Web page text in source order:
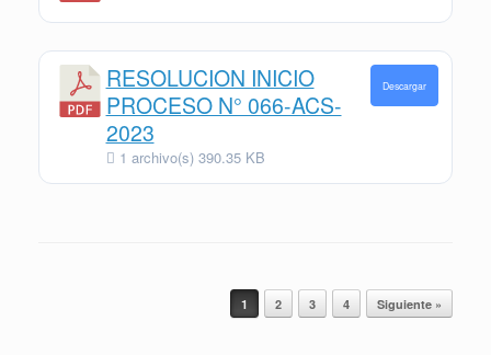
RESOLUCION INICIO
PROCESO N° 066-ACS-
2023
1 archivo(s) 390.35 KB
Descargar
1 2 3 4 Siguiente »